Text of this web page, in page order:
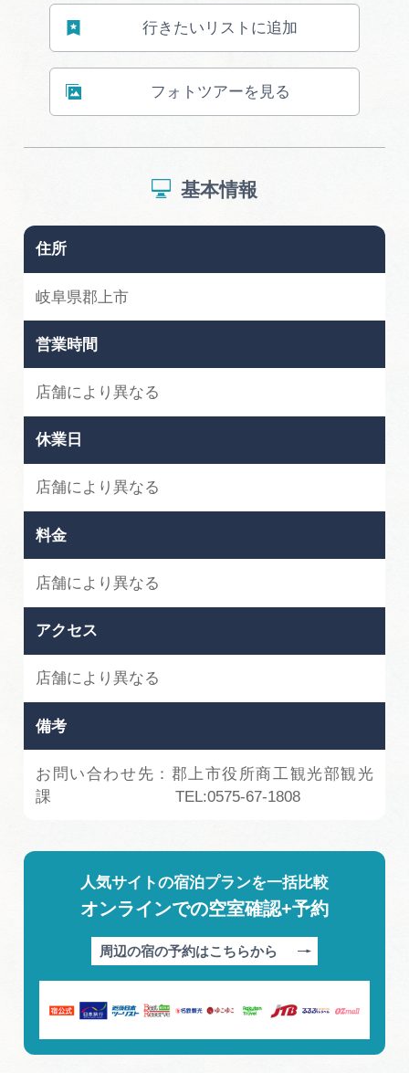
運営組織
サイトポリシー
行きたいリストに追加
フォトツアーを見る
基本情報
住所
岐阜県郡上市
営業時間
店舗により異なる
休業日
店舗により異なる
料金
店舗により異なる
アクセス
店舗により異なる
備考
お問い合わせ先：郡上市役所商工観光部観光
課 TEL:0575-67-1808
人気サイトの宿泊プランを一括比較
オンラインでの空室確認+予約
周辺の宿の予約はこちらから